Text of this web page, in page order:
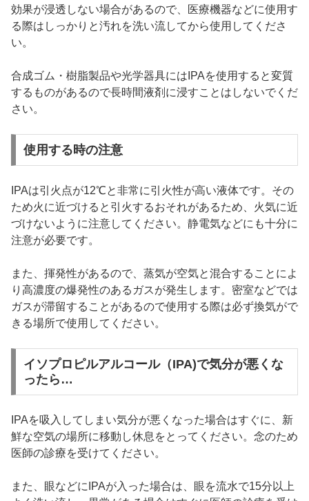
効果が浸透しない場合があるので、医療機器などに使用す
る際はしっかりと汚れを洗い流してから使用してくださ
い。
合成ゴム・樹脂製品や光学器具にはIPAを使用すると変質
するものがあるので長時間液剤に浸すことはしないでくだ
さい。
使用する時の注意
IPAは引火点が12℃と非常に引火性が高い液体です。その
ため火に近づけると引火するおそれがあるため、火気に近
づけないように注意してください。静電気などにも十分に
注意が必要です。
また、揮発性があるので、蒸気が空気と混合することによ
り高濃度の爆発性のあるガスが発生します。密室などでは
ガスが滞留することがあるので使用する際は必ず換気がで
きる場所で使用してください。
イソプロピルアルコール（IPA)で気分が悪くな
ったら…
IPAを吸入してしまい気分が悪くなった場合はすぐに、新
鮮な空気の場所に移動し休息をとってください。念のため
医師の診療を受けてください。
また、眼などにIPAが入った場合は、眼を流水で15分以上